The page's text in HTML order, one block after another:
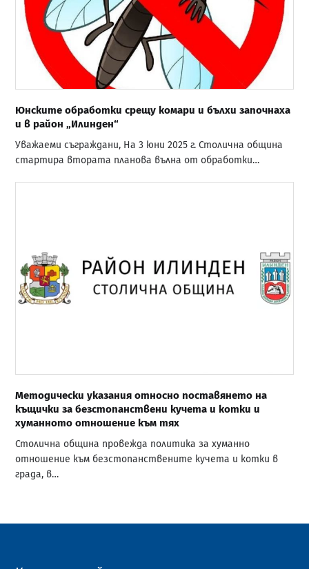
Юнските обработки срещу комари и бълхи започнаха
и в район „Илинден“
Уважаеми съграждани, На 3 юни 2025 г. Столична община
стартира втората планова вълна от обработки…
Методически указания относно поставянето на
къщички за безстопанствени кучета и котки и
хуманното отношение към тях
Столична община провежда политика за хуманно
отношение към безстопанствените кучета и котки в
града, в…